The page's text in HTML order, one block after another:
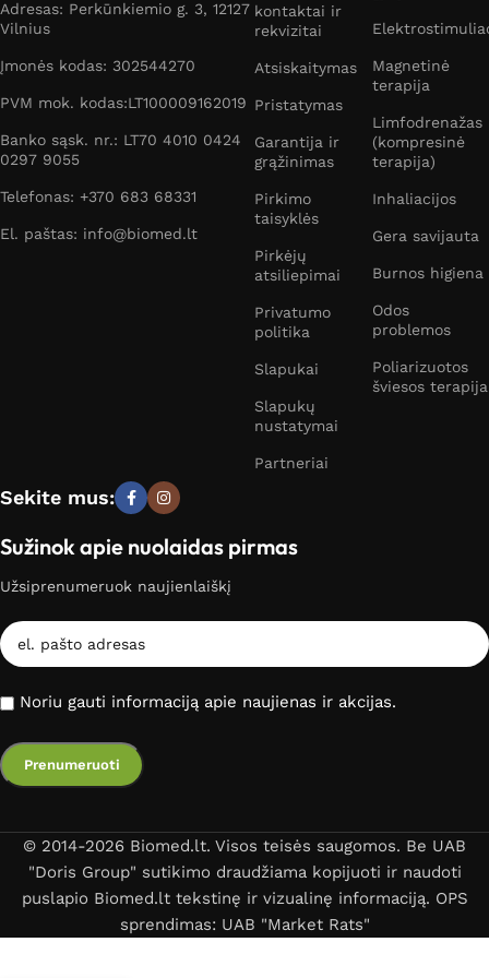
Adresas: Perkūnkiemio g. 3, 12127
Vilnius
Įmonės kodas: 302544270
PVM mok. kodas:LT100009162019
Banko sąsk. nr.: LT70 4010 0424
0297 9055
Telefonas: +370 683 68331
El. paštas: info@biomed.lt
kontaktai ir
rekvizitai
Atsiskaitymas
Pristatymas
Garantija ir
grąžinimas
Pirkimo
taisyklės
Pirkėjų
atsiliepimai
Privatumo
politika
Slapukai
Slapukų
nustatymai
Partneriai
Magnetinė
terapija
Limfodrenažas
(kompresinė
terapija)
Inhaliacijos
Gera savijauta
Burnos higiena
Odos
problemos
Poliarizuotos
šviesos terapija
Sekite mus:
Sužinok apie nuolaidas pirmas
Užsiprenumeruok naujienlaiškį
Noriu gauti informaciją apie naujienas ir akcijas.
© 2014-2026 Biomed.lt. Visos teisės saugomos. Be UAB
"Doris Group" sutikimo draudžiama kopijuoti ir naudoti
puslapio Biomed.lt tekstinę ir vizualinę informaciją. OPS
sprendimas: UAB "Market Rats"